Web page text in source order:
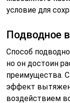
условие для
Подводное
Способ
но он достоин
преимущества.
эффект
воздействием